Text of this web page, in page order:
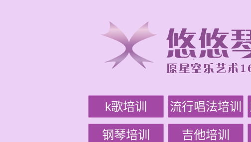
k歌培训 流行唱法培训
钢琴培训 吉他培训